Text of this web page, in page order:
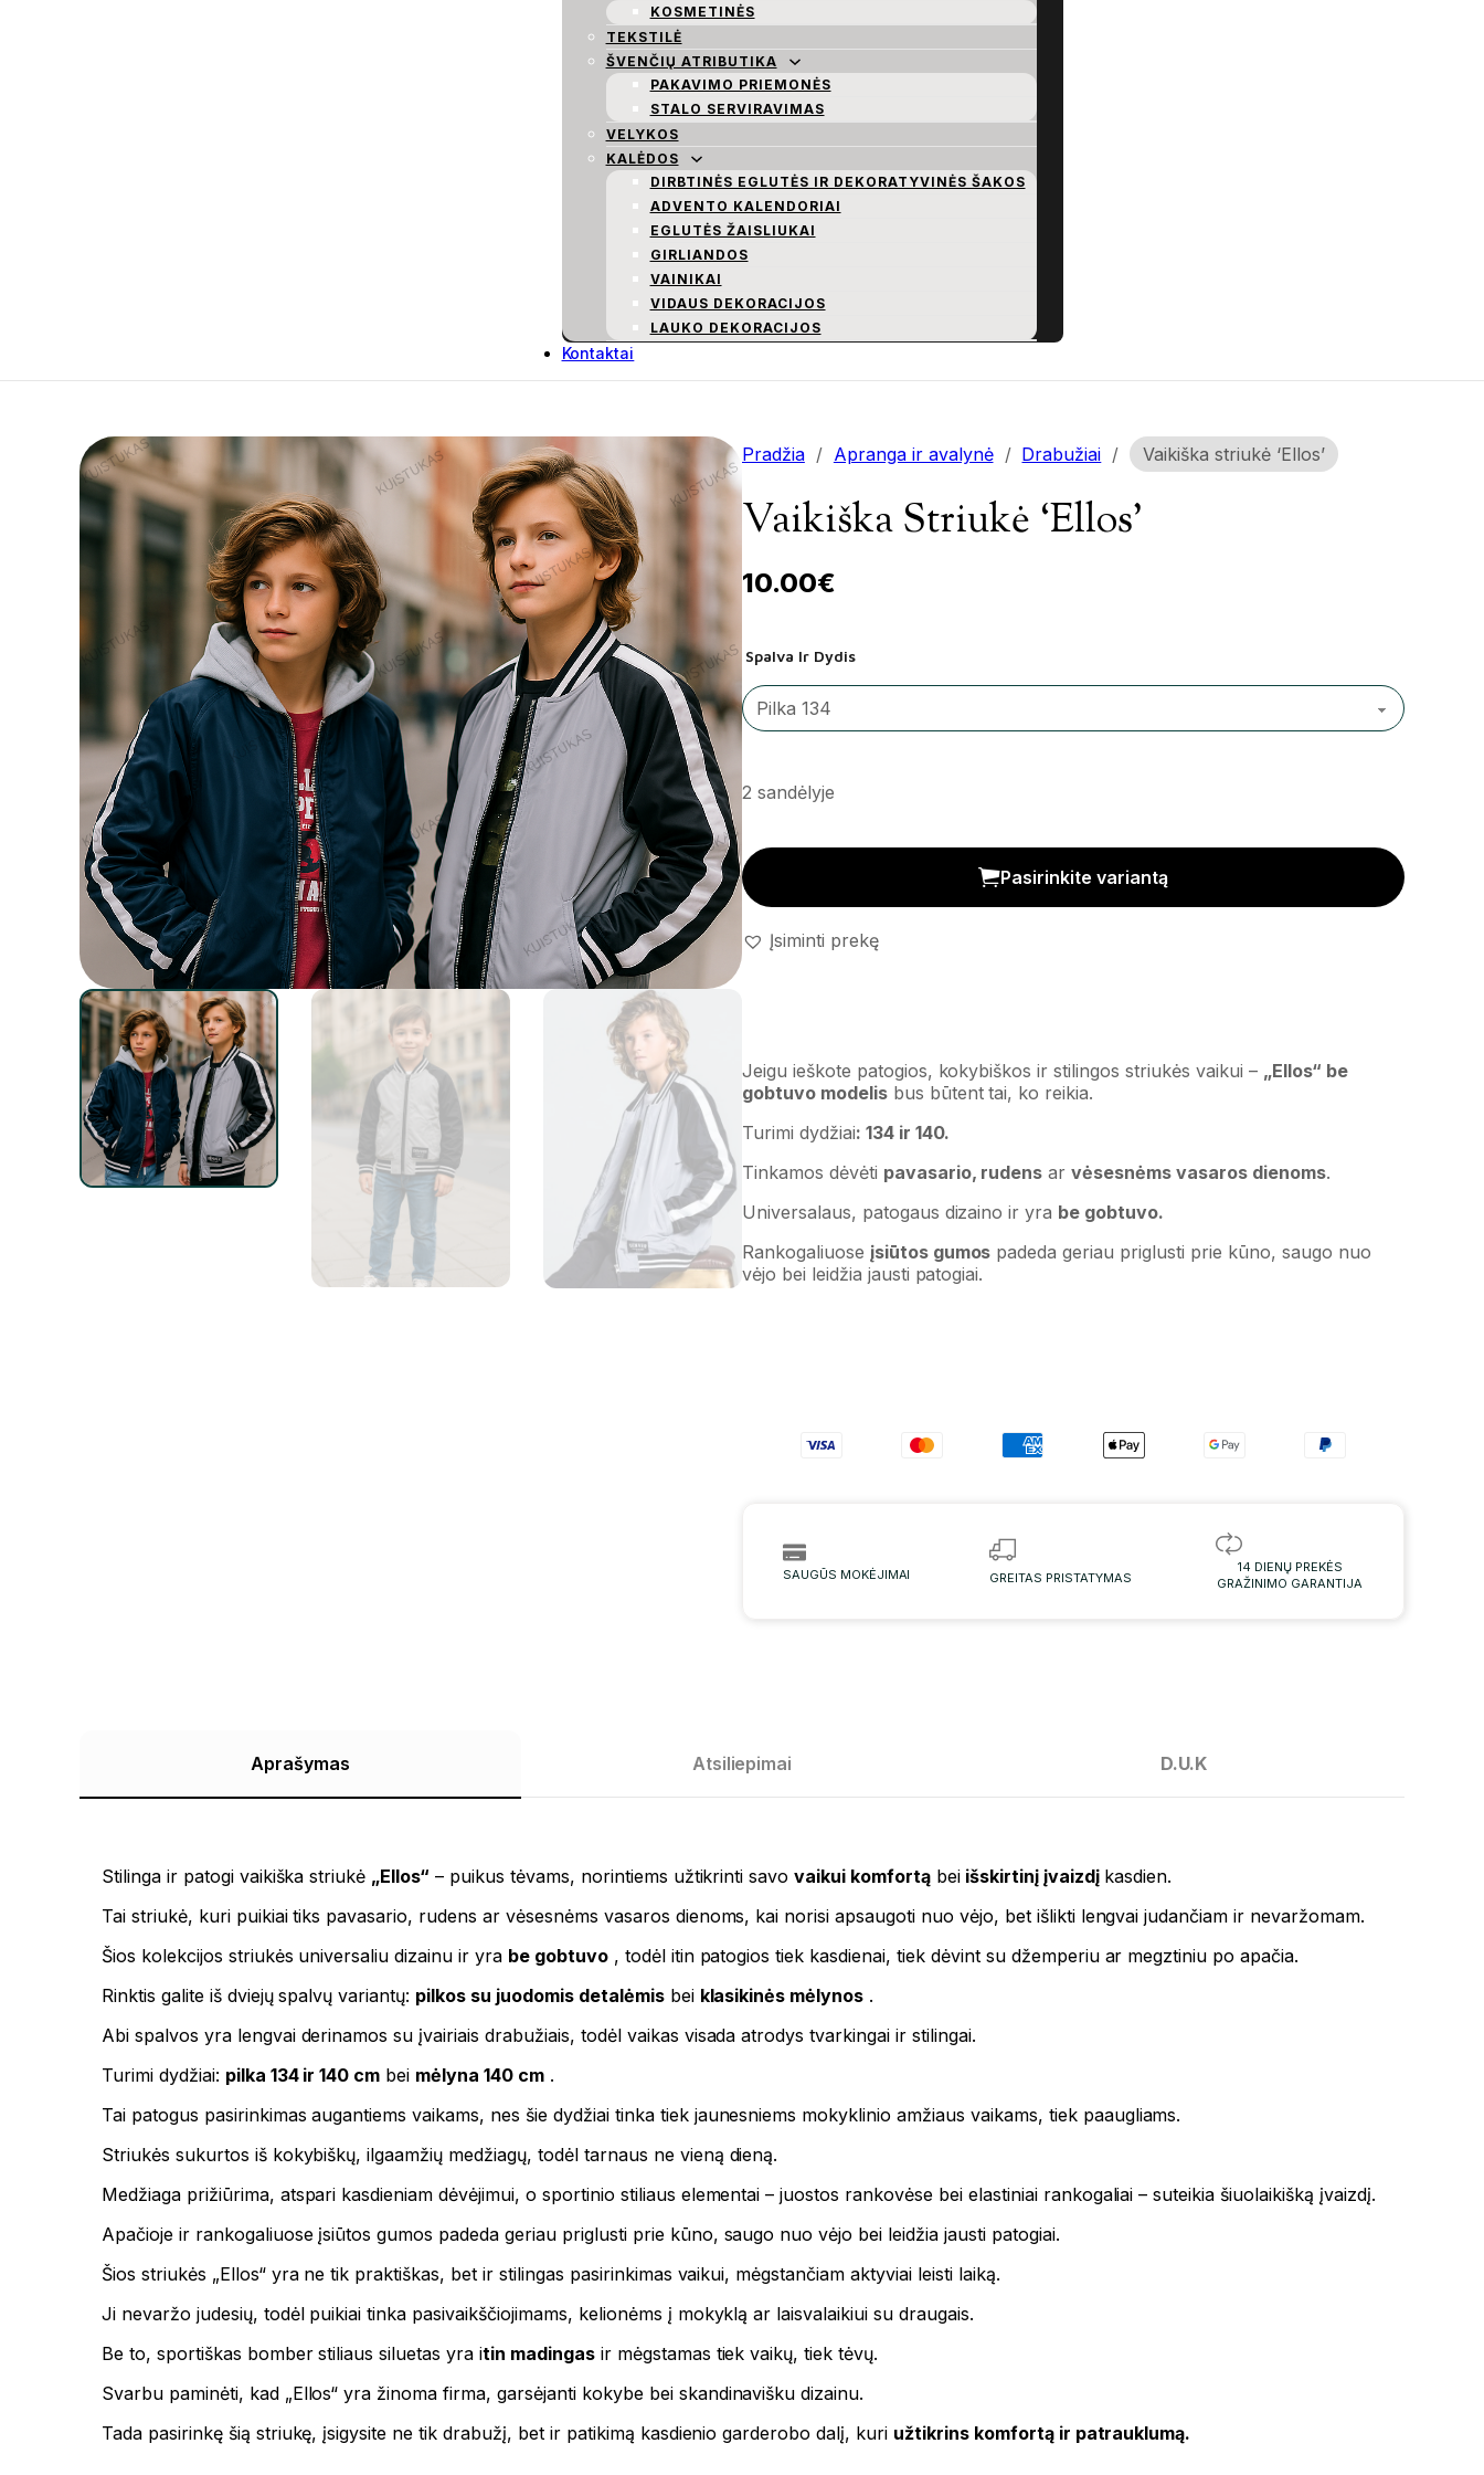
KOSMETINĖS
TEKSTILĖ
ŠVENČIŲ ATRIBUTIKA
PAKAVIMO PRIEMONĖS
STALO SERVIRAVIMAS
VELYKOS
KALĖDOS
DIRBTINĖS EGLUTĖS IR DEKORATYVINĖS ŠAKOS
ADVENTO KALENDORIAI
EGLUTĖS ŽAISLIUKAI
GIRLIANDOS
VAINIKAI
VIDAUS DEKORACIJOS
LAUKO DEKORACIJOS
Kontaktai
Pradžia / Apranga ir avalynė / Drabužiai / Vaikiška striukė ‘Ellos’
Vaikiška Striukė ‘Ellos’
10.00€
Spalva Ir Dydis
2 sandėlyje
Vaikiška striukė 'Ellos' kiekis
Pasirinkite variantą
Įsiminti prekę
Jeigu ieškote patogios, kokybiškos ir stilingos striukės vaikui – „Ellos“ be
gobtuvo modelisbus būtent tai, ko reikia.
Turimi dydžiai: 134 ir 140.
Tinkamos dėvėti pavasario, rudens arvėsesnėms vasaros dienoms.
Universalaus, patogaus dizaino ir yra be gobtuvo.
Rankogaliuose įsiūtos gumos padeda geriau priglusti prie kūno, saugo nuo
vėjo bei leidžia jausti patogiai.
SAUGŪS MOKĖJIMAI GREITAS PRISTATYMAS
14 DIENŲ PREKĖS
GRAŽINIMO GARANTIJA
Aprašymas Atsiliepimai D.U.K
Stilinga ir patogi vaikiška striukė „Ellos“ – puikus tėvams, norintiems užtikrinti savovaikui komfortąbeiišskirtinį įvaizdįkasdien.
Tai striukė, kuri puikiai tiks pavasario, rudens ar vėsesnėms vasaros dienoms, kai norisi apsaugoti nuo vėjo, bet išlikti lengvai judančiam ir nevaržomam.
Šios kolekcijos striukės universaliu dizainu ir yra be gobtuvo, todėl itin patogios tiek kasdienai, tiek dėvint su džemperiu ar megztiniu po apačia.
Rinktis galite iš dviejų spalvų variantų: pilkos su juodomis detalėmisbei klasikinės mėlynos .
Abi spalvos yra lengvai derinamos su įvairiais drabužiais, todėl vaikas visada atrodys tvarkingai ir stilingai.
Turimi dydžiai: pilka 134 ir 140 cm bei mėlyna 140 cm.
Tai patogus pasirinkimas augantiems vaikams, nes šie dydžiai tinka tiek jaunesniems mokyklinio amžiaus vaikams, tiek paaugliams.
Striukės sukurtos iš kokybiškų, ilgaamžių medžiagų, todėl tarnaus ne vieną dieną.
Medžiaga prižiūrima, atspari kasdieniam dėvėjimui, o sportinio stiliaus elementai – juostos rankovėse bei elastiniai rankogaliai – suteikia šiuolaikišką įvaizdį.
Apačioje ir rankogaliuose įsiūtos gumos padeda geriau priglusti prie kūno, saugo nuo vėjo bei leidžia jausti patogiai.
Šios striukės „Ellos“ yra ne tik praktiškas, bet ir stilingas pasirinkimas vaikui, mėgstančiam aktyviai leisti laiką.
Ji nevaržo judesių, todėl puikiai tinka pasivaikščiojimams, kelionėms į mokyklą ar laisvalaikiui su draugais.
Be to, sportiškas bomber stiliaus siluetas yra itin madingasir mėgstamas tiek vaikų, tiek tėvų.
Svarbu paminėti, kad „Ellos“ yra žinoma firma, garsėjanti kokybe bei skandinavišku dizainu.
Tada pasirinkę šią striukę, įsigysite ne tik drabužį, bet ir patikimą kasdienio garderobo dalį, kuri užtikrins komfortą ir patrauklumą.